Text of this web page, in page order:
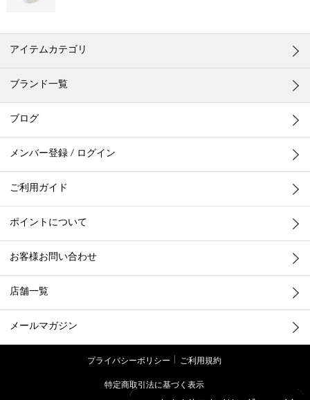
アイテムカテゴリ
ブランド一覧
ブログ
メンバー登録 / ログイン
ご利用ガイド
ポイントについて
お客様お問い合わせ
店舗一覧
メールマガジン
プライバシーポリシー
ご利用規約
特定商取引法に基づく表示